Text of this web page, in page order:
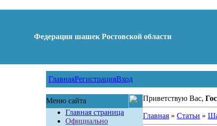
Федерация шашек Ростовской области
ГлавнаяРегистрацияВход
Меню сайта
Главная страница
Официально
Приветствую Вас,
Главная» Статьи »